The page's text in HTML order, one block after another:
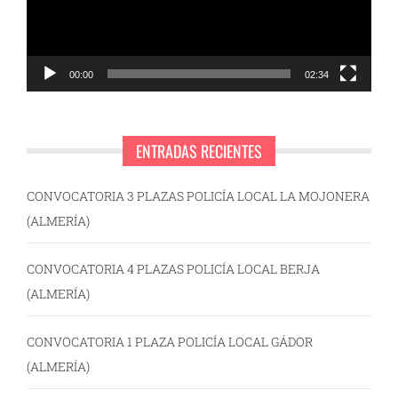
00:00 02:34
ENTRADAS RECIENTES
CONVOCATORIA 3 PLAZAS POLICÍA LOCAL LA MOJONERA
(ALMERÍA)
CONVOCATORIA 4 PLAZAS POLICÍA LOCAL BERJA
(ALMERÍA)
CONVOCATORIA 1 PLAZA POLICÍA LOCAL GÁDOR
(ALMERÍA)